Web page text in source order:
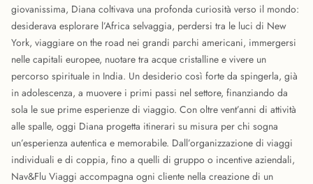
giovanissima, Diana coltivava una profonda curiosità verso il mondo:
desiderava esplorare l’Africa selvaggia, perdersi tra le luci di New
York, viaggiare on the road nei grandi parchi americani, immergersi
nelle capitali europee, nuotare tra acque cristalline e vivere un
percorso spirituale in India. Un desiderio così forte da spingerla, già
in adolescenza, a muovere i primi passi nel settore, finanziando da
sola le sue prime esperienze di viaggio. Con oltre vent’anni di attività
alle spalle, oggi Diana progetta itinerari su misura per chi sogna
un’esperienza autentica e memorabile. Dall’organizzazione di viaggi
individuali e di coppia, fino a quelli di gruppo o incentive aziendali,
Nav&Flu Viaggi accompagna ogni cliente nella creazione di un